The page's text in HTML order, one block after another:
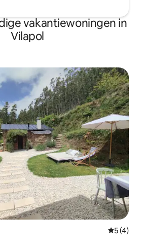
vakantiewoningen in
Vilapol
5 (4)